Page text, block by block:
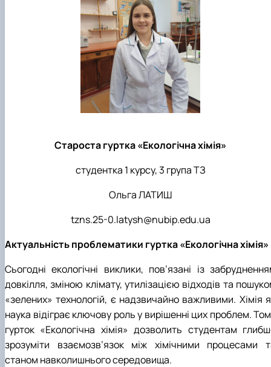
Староста гуртка«Екологічна хімія»
студентка 1 курсу, 3 група ТЗ
Ольга ЛАТИШ
tzns.25-0.latysh@nubip.edu.ua
Актуальність проблематики гуртка «Екологічна хімія»
Сьогодні екологічні виклики, пов’язані із
довкілля, зміною клімату, утилізацією відходів та
«зелених» технологій, є надзвичайно важливими. Хімія
наука відіграє ключову роль у вирішенні цих проблем.
гурток «Екологічна хімія» дозволить студентам
зрозуміти взаємозв’язок між хімічними процесами
станом навколишнього середовища.